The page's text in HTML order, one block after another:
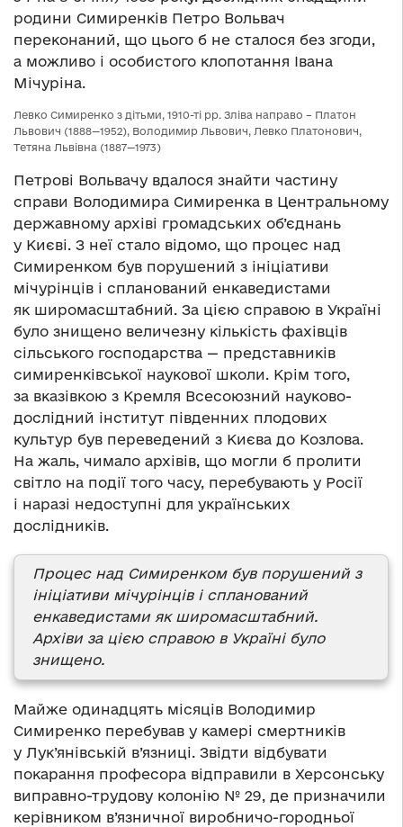
родини Симиренків Петро Вольвач
переконаний, що цього б не сталося без згоди,
а можливо і особистого клопотання Івана
Мічуріна.
Левко Симиренко з дітьми, 1910-ті рр. Зліва направо – Платон
Львович (1888—1952), Володимир Львович, Левко Платонович,
Тетяна Львівна (1887—1973)
Петрові Вольвачу вдалося знайти частину
справи Володимира Симиренка в Центральному
державному архіві громадських об’єднань
у Києві. З неї стало відомо, що процес над
Симиренком був порушений з ініціативи
мічурінців і спланований енкаведистами
як широмасштабний. За цією справою в Україні
було знищено величезну кількість фахівців
сільського господарства — представників
симиренківської наукової школи. Крім того,
за вказівкою з Кремля Всесоюзний науково-
дослідний інститут південних плодових
культур був переведений з Києва до Козлова.
На жаль, чимало архівів, що могли б пролити
світло на події того часу, перебувають у Росії
і наразі недоступні для українських
дослідників.
Процес над Симиренком був порушений з
ініціативи мічурінців і спланований
енкаведистами як широмасштабний.
Архіви за цією справою в Україні було
знищено.
Майже одинадцять місяців Володимир
Симиренко перебував у камері смертників
у Лук’янівській в’язниці. Звідти відбувати
покарання професора відправили в Херсонську
виправно-трудову колонію № 29, де призначили
керівником в’язничної виробничо-городньої